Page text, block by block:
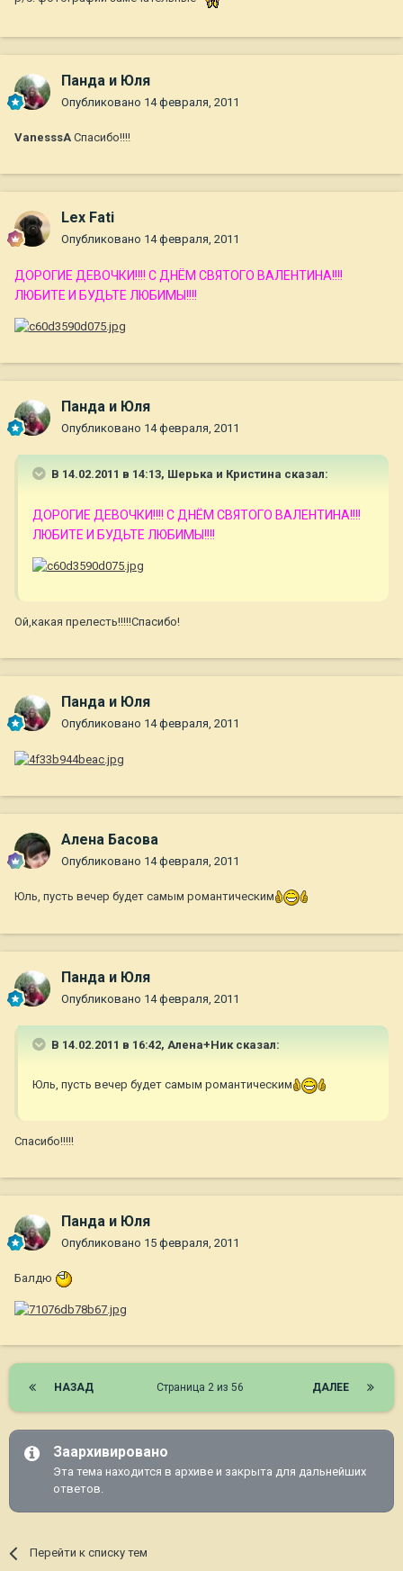
Панда и Юля
Опубликовано 14 февраля, 2011
VanesssA Спасибо!!!!
Lex Fati
Опубликовано 14 февраля, 2011
ДОРОГИЕ ДЕВОЧКИ!!!! С ДНЁМ СВЯТОГО ВАЛЕНТИНА!!!!
ЛЮБИТЕ И БУДЬТЕ ЛЮБИМЫ!!!!
Панда и Юля
Опубликовано 14 февраля, 2011
В 14.02.2011 в 14:13, Шерька и Кристина сказал:
ДОРОГИЕ ДЕВОЧКИ!!!! С ДНЁМ СВЯТОГО ВАЛЕНТИНА!!!!
ЛЮБИТЕ И БУДЬТЕ ЛЮБИМЫ!!!!
Ой,какая прелесть!!!!!Спасибо!
Панда и Юля
Опубликовано 14 февраля, 2011
Алена Басова
Опубликовано 14 февраля, 2011
Юль, пусть вечер будет самым романтическим
Панда и Юля
Опубликовано 14 февраля, 2011
В 14.02.2011 в 16:42, Алена+Ник сказал:
Юль, пусть вечер будет самым романтическим
Спасибо!!!!!
Панда и Юля
Опубликовано 15 февраля, 2011
Балдю
НАЗАД ДАЛЕЕ
Страница 2 из 56
Заархивировано
Эта тема находится в архиве и закрыта для дальнейших
ответов.
Перейти к списку тем